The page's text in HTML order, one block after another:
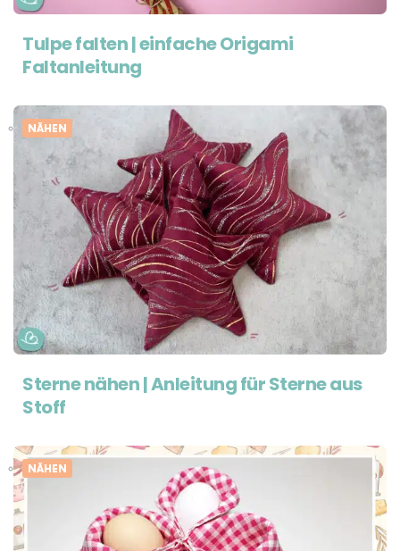
Tulpe falten | einfache Origami
Faltanleitung
NÄHEN
Sterne nähen | Anleitung für Sterne aus
Stoff
NÄHEN